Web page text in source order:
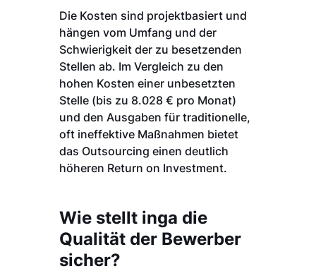
Die Kosten sind projektbasiert und
hängen vom Umfang und der
Schwierigkeit der zu besetzenden
Stellen ab. Im Vergleich zu den
hohen Kosten einer unbesetzten
Stelle (bis zu 8.028 € pro Monat)
und den Ausgaben für traditionelle,
oft ineffektive Maßnahmen bietet
das Outsourcing einen deutlich
höheren Return on Investment.
Wie stellt inga die
Qualität der Bewerber
sicher?